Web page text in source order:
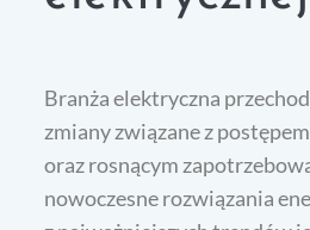
Branża elektryczna
zmiany związane z
oraz rosnącym
nowoczesne rozwiązania